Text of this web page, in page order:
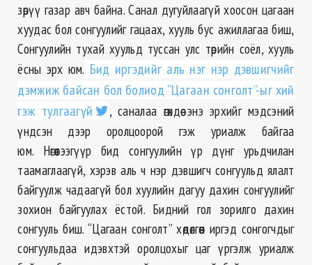
зөрүү газар авч байна. Санал дугуйлаагүй хоосон цагаан
хуудас бол сонгуулийг гацаах, хууль бус ажиллагаа биш,
Сонгуулийн тухай хуульд туссан улс төрийн соёл, хууль
ёсны эрх юм. Бид иргэдийг аль нэг нэр дэвшигчийг
дэмжиж байсан бол болиод “Цагаан сонголт”-ыг хий
гэж тулгаагүй
, саналаа өгөхдөө энэ эрхийг мэдсэний
үндсэн дээр оролцоорой гэж уриалж байгаа
юм. Нөгөөтээгүүр бид сонгуулийн үр дүнг урьдчилан
таамаглаагүй, хэрэв аль ч нэр дэвшигч сонгуульд ялалт
байгуулж чадаагүй бол хуулийн дагуу дахин сонгуулийг
зохион байгуулах ёстой. Бидний гол зорилго дахин
сонгууль биш. “Цагаан сонголт” хөдөлгөөн иргэд сонгогчдыг
сонгуульдаа идэвхтэй оролцохыг цаг үргэлж уриалж